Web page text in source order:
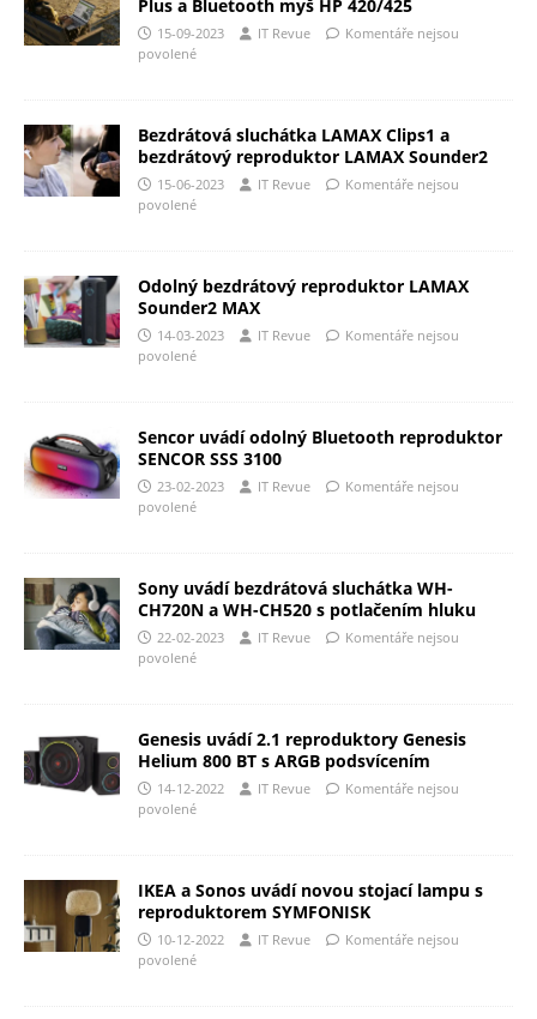
Plus a Bluetooth myš HP 420/425
15-09-2023 IT Revue
Komentáře nejsou
povolené
Bezdrátová sluchátka LAMAX Clips1 a
bezdrátový reproduktor LAMAX Sounder2
15-06-2023 IT Revue
Komentáře nejsou
povolené
Odolný bezdrátový reproduktor LAMAX
Sounder2 MAX
14-03-2023 IT Revue
Komentáře nejsou
povolené
Sencor uvádí odolný Bluetooth reproduktor
SENCOR SSS 3100
23-02-2023 IT Revue
Komentáře nejsou
povolené
Sony uvádí bezdrátová sluchátka WH-
CH720N a WH-CH520 s potlačením hluku
22-02-2023 IT Revue
Komentáře nejsou
povolené
Genesis uvádí 2.1 reproduktory Genesis
Helium 800 BT s ARGB podsvícením
14-12-2022 IT Revue
Komentáře nejsou
povolené
IKEA a Sonos uvádí novou stojací lampu s
reproduktorem SYMFONISK
10-12-2022 IT Revue
Komentáře nejsou
povolené